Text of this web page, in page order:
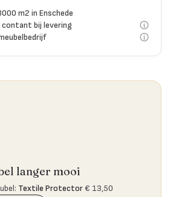
m2 in Enschede
contant bij levering
langer mooi
: Textile Protector€ 13,50